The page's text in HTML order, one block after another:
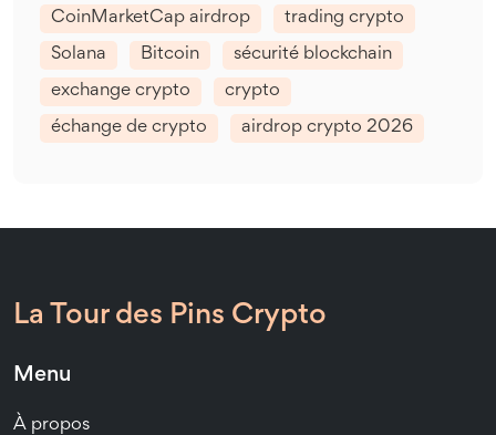
CoinMarketCap airdrop trading crypto
Solana Bitcoin sécurité blockchain
exchange crypto crypto
échange de crypto airdrop crypto 2026
La Tour des Pins Crypto
Menu
À propos